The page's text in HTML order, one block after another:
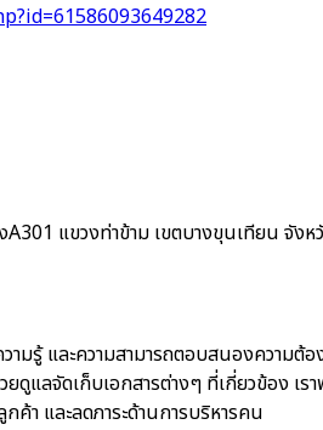
แขวงท่าข้าม เขตบางขุนเทียน จัง
มรู้ และความสามารถตอบสนองความ
ดูแลจัดเก็บเอกสารต่างๆ ที่เกี่ยวข้อง
า และลดภาระด้านการบริหารคน